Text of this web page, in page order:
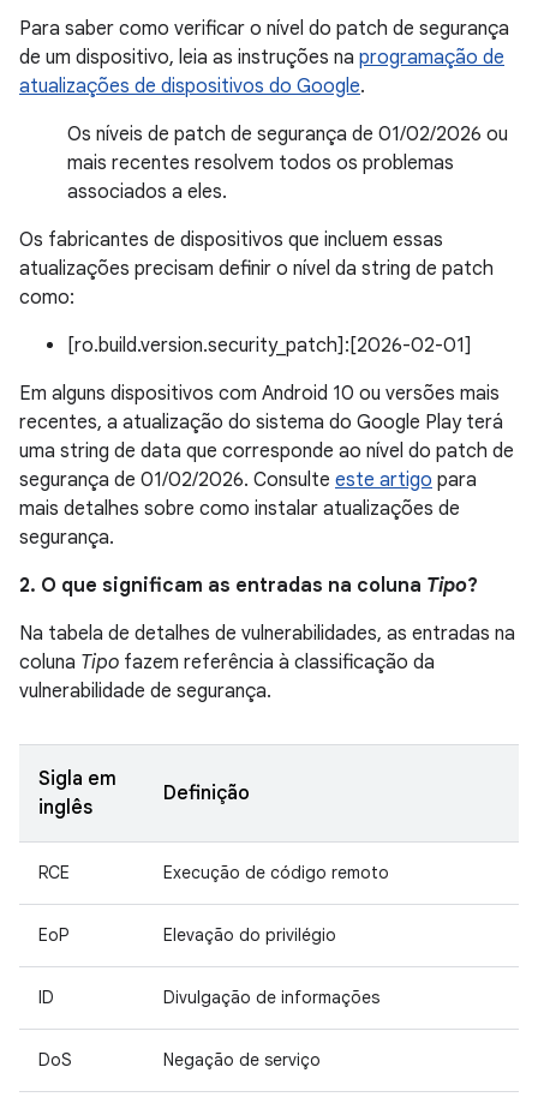
Para saber como verificar o nível do patch de segurança
de um dispositivo, leia as instruções na programação de
atualizações de dispositivos do Google.
Os níveis de patch de segurança de 01/02/2026 ou
mais recentes resolvem todos os problemas
associados a eles.
Os fabricantes de dispositivos que incluem essas
atualizações precisam definir o nível da string de patch
como:
[ro.build.version.security_patch]:[2026-02-01]
Em alguns dispositivos com Android 10 ou versões mais
recentes, a atualização do sistema do Google Play terá
uma string de data que corresponde ao nível do patch de
segurança de 01/02/2026. Consulte este artigo para
mais detalhes sobre como instalar atualizações de
segurança.
2. O que significam as entradas na coluna Tipo?
Na tabela de detalhes de vulnerabilidades, as entradas na
coluna Tipo fazem referência à classificação da
vulnerabilidade de segurança.
Sigla em
inglês
Definição
RCE Execução de código remoto
EoP Elevação do privilégio
ID Divulgação de informações
DoS Negação de serviço